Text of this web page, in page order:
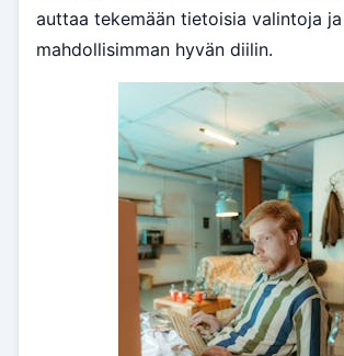
auttaa tekemään tietoisia valintoja
mahdollisimman hyvän diilin.